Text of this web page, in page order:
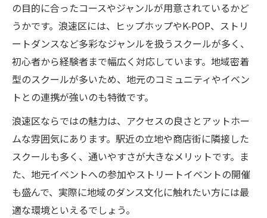
ストリートイベントとダンススクールの相
乗効果
大阪のストリートイベントで得られる刺激
とは
ダンススクール生がイベントで成長する秘
訣
キッズも大人も参加できるイベントの魅力
解説
ダンスカルチャーを育てるストリート体験
談
初めてでも安心のダンススクール体験ガイド
の目的に合ったコースやジャンルが用意されているかど
うかです。浪速区には、ヒップホップやK-POP、ストリ
ートダンスなど多彩なジャンルを扱うスクールが多く、
初心者から経験者まで幅広く対応しています。地域密着
型のスクールが多いため、地元のコミュニティやイベン
トとの連携が強いのも特徴です。
浪速区ならではの魅力は、アクセスの良さとアットホー
ムな雰囲気にあります。駅近の立地や商店街に隣接した
スクールも多く、通いやすさが大きなメリットです。ま
た、地元イベントへの参加やストリートイベントの開催
も盛んで、実際に地域のダンス文化に触れたい方には最
適な環境といえるでしょう。